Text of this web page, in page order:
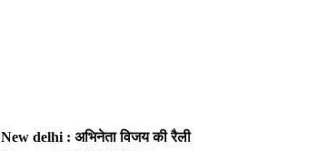
New delhi : अभिनेता विजय की रैली